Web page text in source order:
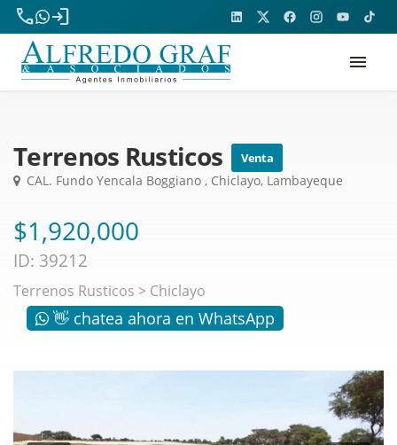
phone
login
menu
Terrenos Rusticos Venta
CAL. Fundo Yencala Boggiano , Chiclayo, Lambayeque
$1,920,000
ID: 39212
Terrenos Rusticos > Chiclayo
👋 chatea ahora en WhatsApp